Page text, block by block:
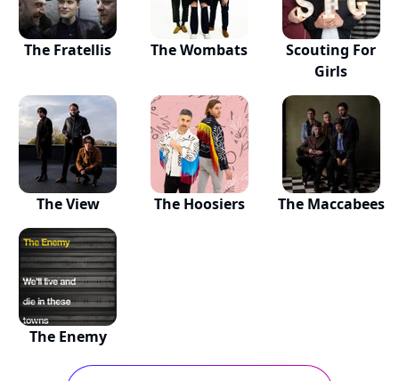
The Fratellis The Wombats
Scouting For
Girls
The View The Hoosiers The Maccabees
The Enemy